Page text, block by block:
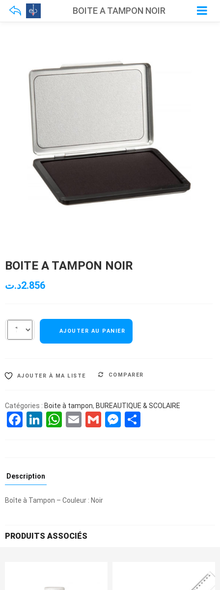
BOITE A TAMPON NOIR
BOITE A TAMPON NOIR
2.856د.ت
AJOUTER AU PANIER
AJOUTER À MA LISTE COMPARER
Catégories : Boite à tampon, BUREAUTIQUE & SCOLAIRE
Facebook
LinkedIn
WhatsApp
EmailGmailMessenger
Description
Boîte à Tampon – Couleur : Noir
PRODUITS ASSOCIÉS